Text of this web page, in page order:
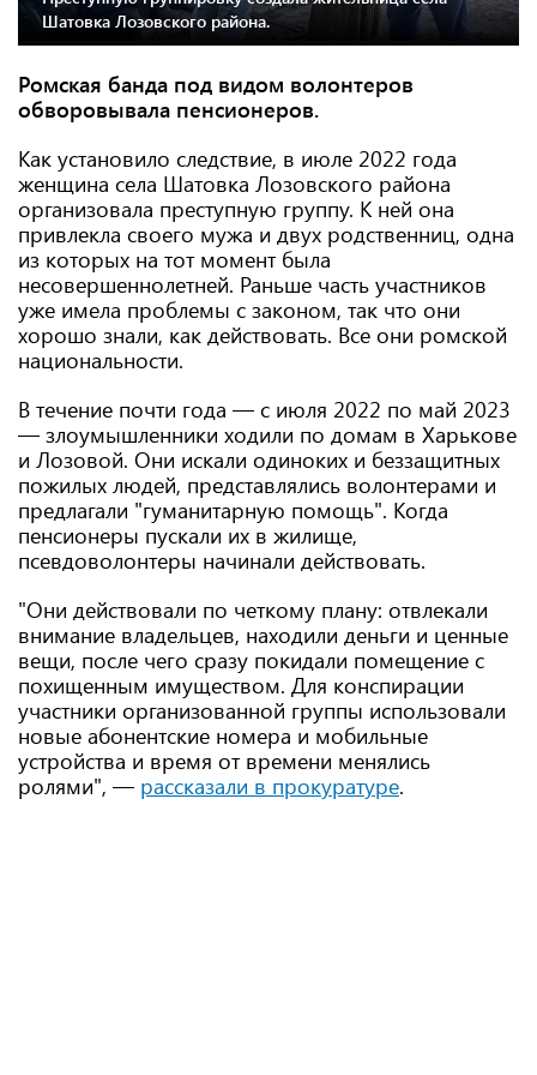
Шатовка Лозовского района.
Ромская банда под видом волонтеров
обворовывала пенсионеров.
Как установило следствие, в июле 2022 года
женщина села Шатовка Лозовского района
организовала преступную группу. К ней она
привлекла своего мужа и двух родственниц, одна
из которых на тот момент была
несовершеннолетней. Раньше часть участников
уже имела проблемы с законом, так что они
хорошо знали, как действовать. Все они ромской
национальности.
В течение почти года — с июля 2022 по май 2023
— злоумышленники ходили по домам в Харькове
и Лозовой. Они искали одиноких и беззащитных
пожилых людей, представлялись волонтерами и
предлагали "гуманитарную помощь". Когда
пенсионеры пускали их в жилище,
псевдоволонтеры начинали действовать.
"Они действовали по четкому плану: отвлекали
внимание владельцев, находили деньги и ценные
вещи, после чего сразу покидали помещение с
похищенным имуществом. Для конспирации
участники организованной группы использовали
новые абонентские номера и мобильные
устройства и время от времени менялись
ролями", — рассказали в прокуратуре.